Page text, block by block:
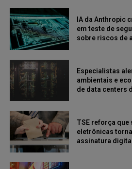
IA da Anthropic
em teste de
sobre riscos de
Especialistas
ambientais e
de data centers
TSE reforça que
eletrônicas
assinatura